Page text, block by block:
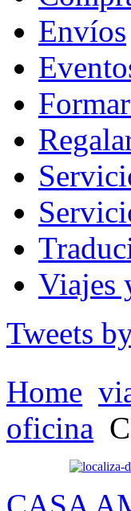
Envíos
Viajes
Tweets
Home
oficina